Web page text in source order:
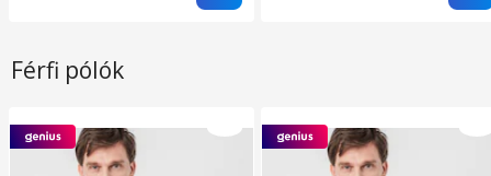
Férfi pólók